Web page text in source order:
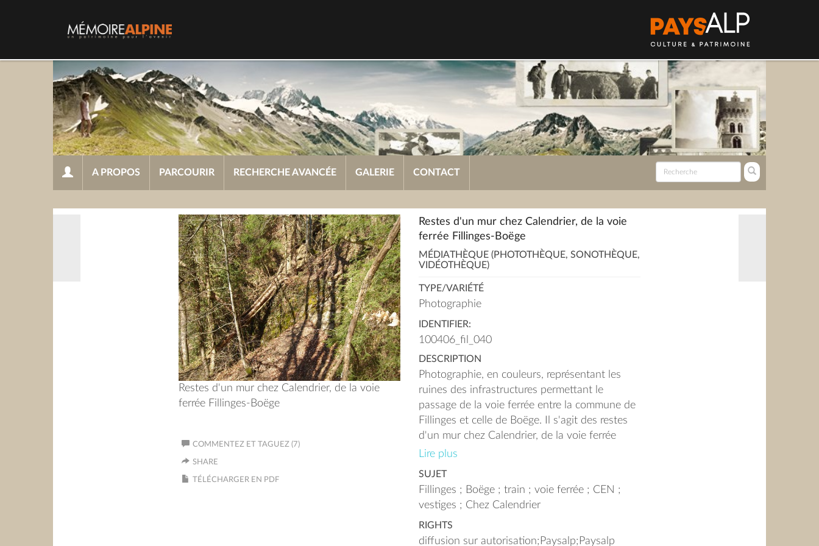
A PROPOS PARCOURIR RECHERCHE AVANCÉE GALERIE CONTACT
Restes d'un mur chez Calendrier, de la voie
ferrée Fillinges-Boëge
COMMENTEZ ET TAGUEZ (7)
SHARE
TÉLÉCHARGER EN PDF
Restes d'un mur chez Calendrier, de la voie
ferrée Fillinges-Boëge
MÉDIATHÈQUE (PHOTOTHÈQUE, SONOTHÈQUE,
VIDÉOTHÈQUE)
TYPE/VARIÉTÉ
Photographie
IDENTIFIER:
100406_fil_040
DESCRIPTION
Photographie, en couleurs, représentant les
ruines des infrastructures permettant le
passage de la voie ferrée entre la commune de
Fillinges et celle de Boëge. Il s'agit des restes
d'un mur chez Calendrier, de la voie ferrée
Fillinges-Boëge.;Il existe un entretien de Mme
C.E.N., réalisé par GAUTHIER Etienne, le 17
janvier 2011
Lire plus
SUJET
Fillinges ; Boëge ; train ; voie ferrée ; CEN ;
vestiges ; Chez Calendrier
RIGHTS
diffusion sur autorisation;Paysalp;Paysalp